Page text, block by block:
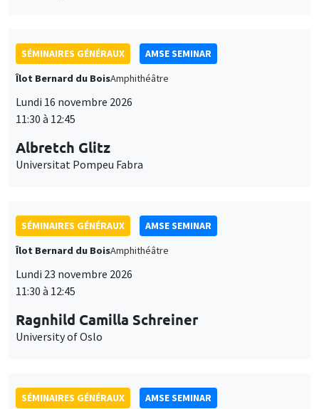
SÉMINAIRES GÉNÉRAUX
AMSE SEMINAR
Îlot Bernard du BoisAmphithéâtre
Lundi 16 novembre 2026
11:30 à 12:45
Albretch Glitz
Universitat Pompeu Fabra
SÉMINAIRES GÉNÉRAUX
AMSE SEMINAR
Îlot Bernard du BoisAmphithéâtre
Lundi 23 novembre 2026
11:30 à 12:45
Ragnhild Camilla Schreiner
University of Oslo
SÉMINAIRES GÉNÉRAUX
AMSE SEMINAR